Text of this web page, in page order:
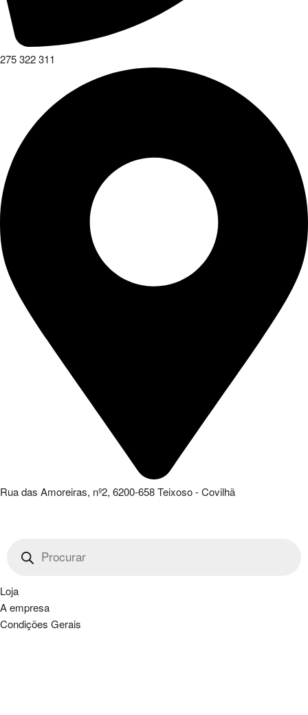
275 322 311
Rua das Amoreiras, nº2, 6200-658 Teixoso - Covilhã
search
Loja
A empresa
Condições Gerais